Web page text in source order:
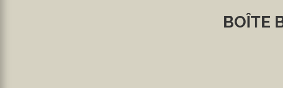
BOÎTE